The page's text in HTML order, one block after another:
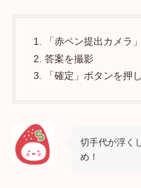
「赤ペン提出カメラ
答案を撮影
「確定」ボタンを押
切手代が浮く
め！